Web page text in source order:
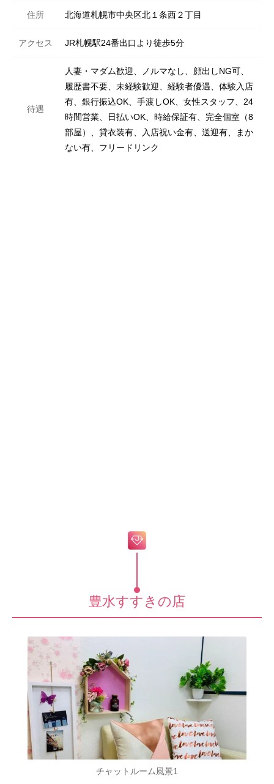
住所 北海道札幌市中央区北１条西２丁目
アクセス JR札幌駅24番出口より徒歩5分
待遇
人妻・マダム歓迎、ノルマなし、顔出しNG可、
履歴書不要、未経験歓迎、経験者優遇、体験入店
有、銀行振込OK、手渡しOK、女性スタッフ、24
時間営業、日払いOK、時給保証有、完全個室（8
部屋）、貸衣装有、入店祝い金有、送迎有、まか
ない有、フリードリンク
豊水すすきの店
チャットルーム風景1